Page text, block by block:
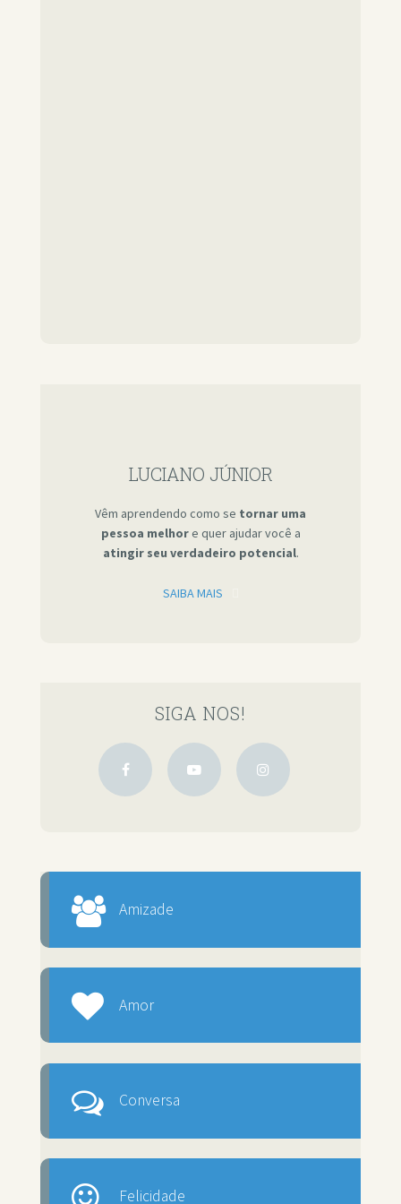
LUCIANO JÚNIOR
Vêm aprendendo como se tornar uma
pessoa melhore quer ajudar você a
atingir seu verdadeiro potencial.
SAIBA MAIS
SIGA NOS!
Amizade
Amor
Conversa
Felicidade